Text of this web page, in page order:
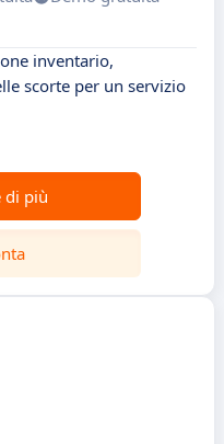
inventario,
scorte per un servizio
di più